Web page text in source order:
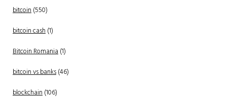
bitcoin(550)
bitcoin cash(1)
Bitcoin Romania(1)
bitcoin vs banks(46)
blockchain(106)